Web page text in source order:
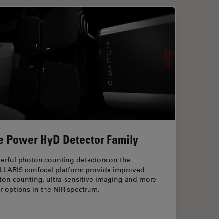
Power HyD Detector Family
photon counting detectors on the
confocal platform provide improved
counting, ultra-sensitive imaging and more
options in the NIR spectrum.